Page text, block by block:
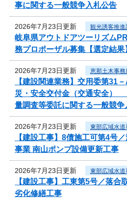
事に関する一般競争入札公告
2026年7月23日更新 観光誘客推進
岐阜県アウトドアツーリズム
務プロポーザル募集【選定結果
2026年7月23日更新 恵那土木事務
【建設関連業務】交用委第31
災・安全交付金（交通安全）
量調査等委託に関する一般競争
2026年7月23日更新 東部広域水道
【建設工事】8債施工可第4号
事業 南山ポンプ設備更新工事
2026年7月23日更新 東部広域水道
【建設工事】工東第5号／落合
劣化修繕工事